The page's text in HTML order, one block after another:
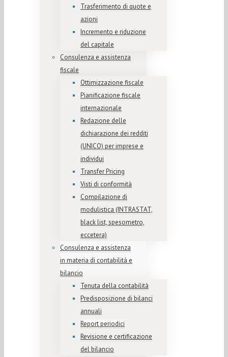
Trasferimento di quote e
azioni
Incremento e riduzione
del capitale
Consulenza e assistenza
fiscale
Ottimizzazione fiscale
Pianificazione fiscale
internazionale
Redazione delle
dichiarazione dei redditi
(UNICO) per imprese e
individui
Transfer Pricing
Visti di conformità
Compilazione di
modulistica (INTRASTAT,
black list, spesometro,
eccetera)
Consulenza e assistenza
in materia di contabilità e
bilancio
Tenuta della contabilità
Predisposizione di bilanci
annuali
Report periodici
Revisione e certificazione
del bilancio